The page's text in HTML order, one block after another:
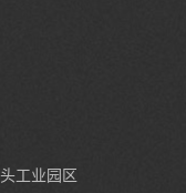
工业园区